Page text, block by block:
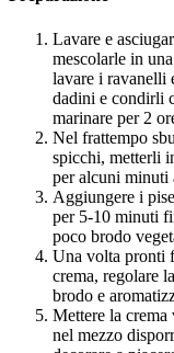
Lavare e
mescolarle in
lavare i ravanelli
dadini e condirli
marinare per 2
Nel frattempo
spicchi, metterli
per alcuni minuti
Aggiungere i
per 5-10 minuti
poco brodo
Una volta pronti
crema, regolare
brodo e
Mettere la
nel mezzo